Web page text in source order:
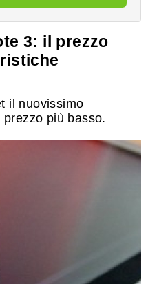
3: il prezzo
il nuovissimo
più basso.